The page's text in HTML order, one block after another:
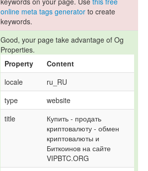
online meta tags generator to create
keywords.
Good, your page take advantage of Og
Properties.
Property
Content
locale
ru_RU
type
website
title
Купить - продать
криптовалюту - обмен
криптовалюты и
Биткоинов на сайте
VIPBTC.ORG